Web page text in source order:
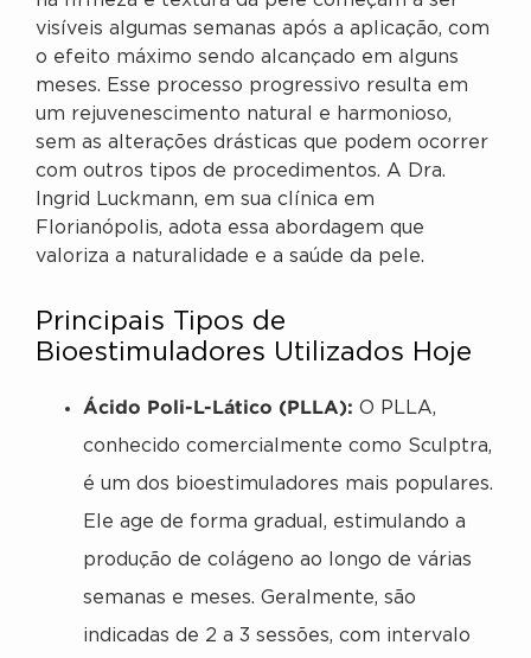
visíveis algumas semanas após a aplicação, com
o efeito máximo sendo alcançado em alguns
meses. Esse processo progressivo resulta em
um rejuvenescimento natural e harmonioso,
sem as alterações drásticas que podem ocorrer
com outros tipos de procedimentos. A Dra.
Ingrid Luckmann, em sua clínica em
Florianópolis, adota essa abordagem que
valoriza a naturalidade e a saúde da pele.
Principais Tipos de
Bioestimuladores Utilizados Hoje
Ácido Poli-L-Lático (PLLA): O PLLA,
conhecido comercialmente como Sculptra,
é um dos bioestimuladores mais populares.
Ele age de forma gradual, estimulando a
produção de colágeno ao longo de várias
semanas e meses. Geralmente, são
indicadas de 2 a 3 sessões, com intervalo